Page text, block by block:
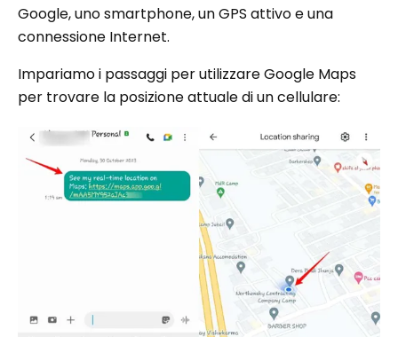
Google, uno smartphone, un GPS attivo e una
connessione Internet.
Impariamo i passaggi per utilizzare Google Maps
per trovare la posizione attuale di un cellulare: